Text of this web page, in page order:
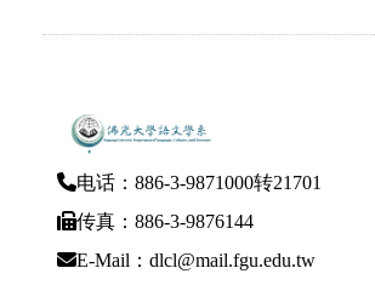
电话：886-3-9871000转21701
传真：886-3-9876144
E-Mail：dlcl@mail.fgu.edu.tw